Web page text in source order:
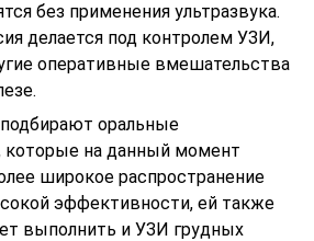
без применения ультразвука.
делается под контролем УЗИ,
оперативные вмешательства
оральные
которые на данный момент
широкое распространение
эффективности, ей также
выполнить и УЗИ грудных